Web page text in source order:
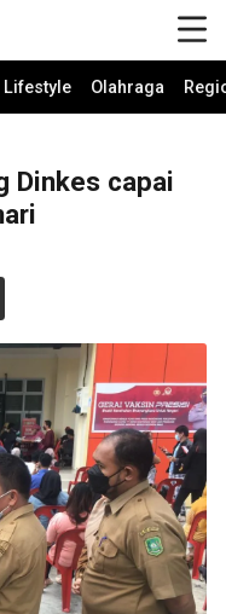
Lifestyle Olahraga
Dinkes capai